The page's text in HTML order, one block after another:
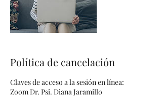
Política de cancelación
Claves de acceso a la sesión en línea:
Zoom Dr. Psi. Diana Jaramillo